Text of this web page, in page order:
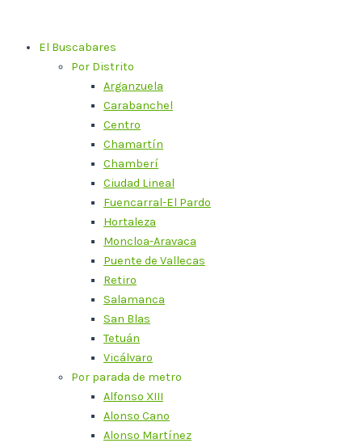
contenidoEl Buscabares
Por Distrito
Arganzuela
Carabanchel
Centro
Chamartín
Chamberí
Ciudad Lineal
Fuencarral-El Pardo
Hortaleza
Moncloa-Aravaca
Puente de Vallecas
Retiro
Salamanca
San Blas
Tetuán
Vicálvaro
Por parada de metro
Alfonso XIII
Alonso Cano
Alonso Martínez